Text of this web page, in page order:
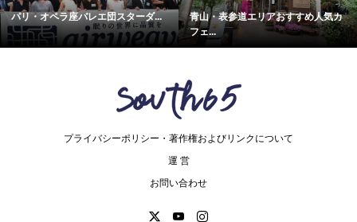
パリ・オペラ座バレエ団スターダ...
青山・表参道エリアおすすめ人気カ
フェ...
プライバシーポリシー・著作権およびリンクについて
運 営
お問い合わせ